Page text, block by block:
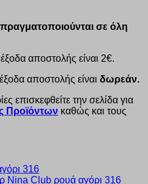
σε όλη
αποστολής είναι 2€.
αποστολής είναι δωρεάν.
επισκεφθείτε την σελίδα για
Προϊόντων καθώς και τους